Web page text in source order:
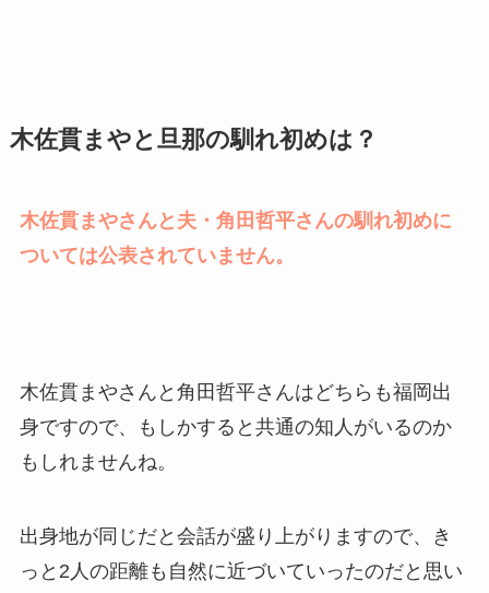
木佐貫まやと旦那の馴れ初めは？
木佐貫まやさんと夫・角田哲平さんの馴れ初めに
ついては公表されていません。
木佐貫まやさんと角田哲平さんはどちらも福岡出
身ですので、もしかすると共通の知人がいるのか
もしれませんね。
出身地が同じだと会話が盛り上がりますので、き
っと2人の距離も自然に近づいていったのだと思い